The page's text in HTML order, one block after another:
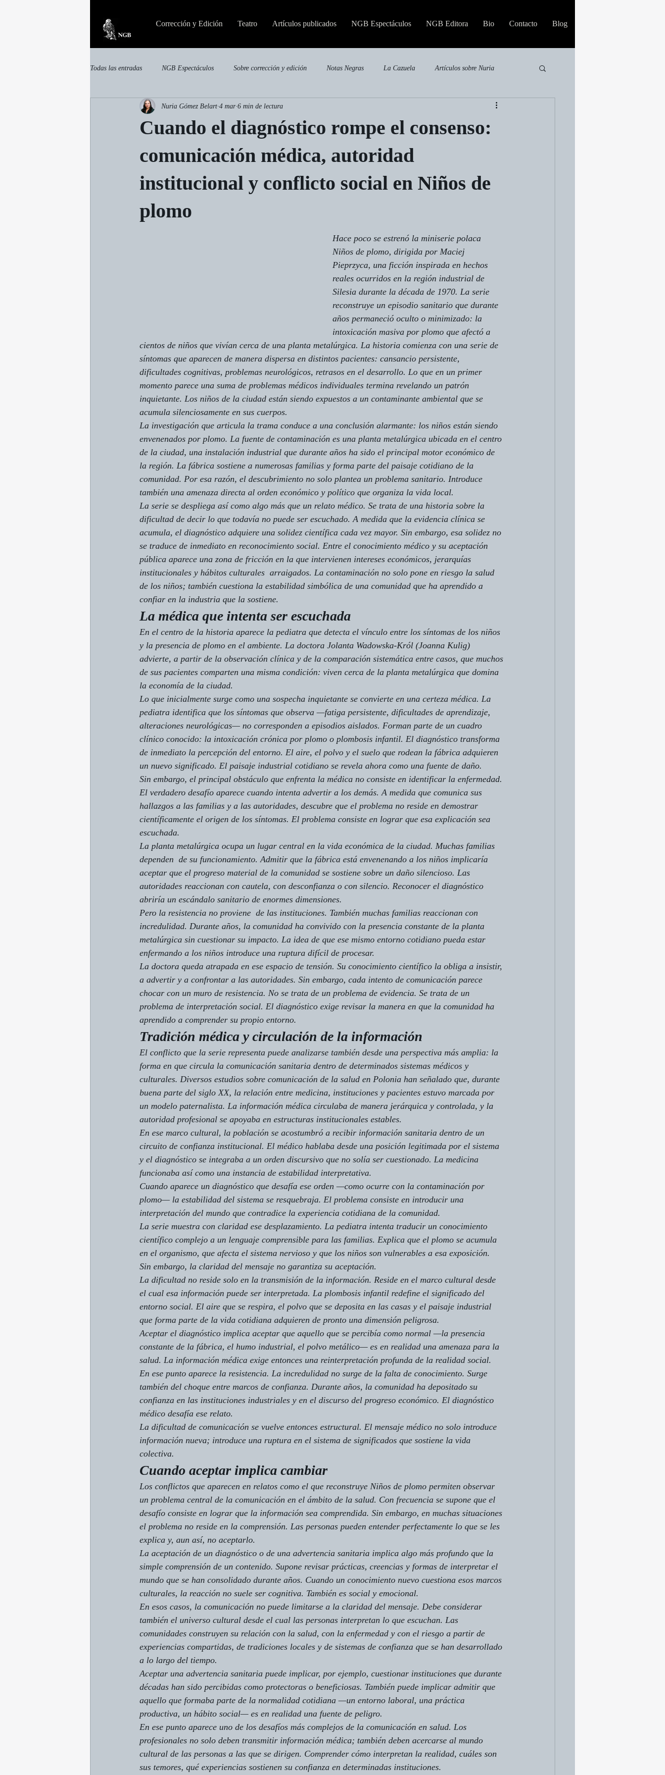
Corrección y Edición Teatro Artículos publicados NGB Espectáculos NGB Editora Bio Contacto Blog
Todas las entradas NGB Espectáculos Sobre corrección y edición Notas Negras La Cazuela Artículos sobre Nuria
Otras publicaciones Publicaciones especializadas
Cuando el diagnóstico rompe el consenso:
comunicación médica, autoridad
institucional y conflicto social en Niños de
plomo
Nuria Gómez Belart 4 mar 6 min de lectura
Hace poco se estrenó la miniserie polaca
Niños de plomo, dirigida por Maciej
Pieprzyca, una ficción inspirada en hechos
reales ocurridos en la región industrial de
Silesia durante la década de 1970. La serie
reconstruye un episodio sanitario que durante
años permaneció oculto o minimizado: la
intoxicación masiva por plomo que afectó a
cientos de niños que vivían cerca de una planta metalúrgica. La historia comienza con una serie de
síntomas que aparecen de manera dispersa en distintos pacientes: cansancio persistente,
dificultades cognitivas, problemas neurológicos, retrasos en el desarrollo. Lo que en un primer
momento parece una suma de problemas médicos individuales termina revelando un patrón
inquietante. Los niños de la ciudad están siendo expuestos a un contaminante ambiental que se
acumula silenciosamente en sus cuerpos.
La investigación que articula la trama conduce a una conclusión alarmante: los niños están siendo
envenenados por plomo. La fuente de contaminación es una planta metalúrgica ubicada en el centro
de la ciudad, una instalación industrial que durante años ha sido el principal motor económico de
la región. La fábrica sostiene a numerosas familias y forma parte del paisaje cotidiano de la
comunidad. Por esa razón, el descubrimiento no solo plantea un problema sanitario. Introduce
también una amenaza directa al orden económico y político que organiza la vida local.
La serie se despliega así como algo más que un relato médico. Se trata de una historia sobre la
dificultad de decir lo que todavía no puede ser escuchado. A medida que la evidencia clínica se
acumula, el diagnóstico adquiere una solidez científica cada vez mayor. Sin embargo, esa solidez no
se traduce de inmediato en reconocimiento social. Entre el conocimiento médico y su aceptación
pública aparece una zona de fricción en la que intervienen intereses económicos, jerarquías
institucionales y hábitos culturales  arraigados. La contaminación no solo pone en riesgo la salud
de los niños; también cuestiona la estabilidad simbólica de una comunidad que ha aprendido a
confiar en la industria que la sostiene.
La médica que intenta ser escuchada
En el centro de la historia aparece la pediatra que detecta el vínculo entre los síntomas de los niños
y la presencia de plomo en el ambiente. La doctora Jolanta Wadowska-Król (Joanna Kulig)
advierte, a partir de la observación clínica y de la comparación sistemática entre casos, que muchos
de sus pacientes comparten una misma condición: viven cerca de la planta metalúrgica que domina
la economía de la ciudad.
Lo que inicialmente surge como una sospecha inquietante se convierte en una certeza médica. La
pediatra identifica que los síntomas que observa —fatiga persistente, dificultades de aprendizaje,
alteraciones neurológicas— no corresponden a episodios aislados. Forman parte de un cuadro
clínico conocido: la intoxicación crónica por plomo o plombosis infantil. El diagnóstico transforma
de inmediato la percepción del entorno. El aire, el polvo y el suelo que rodean la fábrica adquieren
un nuevo significado. El paisaje industrial cotidiano se revela ahora como una fuente de daño.
Sin embargo, el principal obstáculo que enfrenta la médica no consiste en identificar la enfermedad.
El verdadero desafío aparece cuando intenta advertir a los demás. A medida que comunica sus
hallazgos a las familias y a las autoridades, descubre que el problema no reside en demostrar
científicamente el origen de los síntomas. El problema consiste en lograr que esa explicación sea
escuchada.
La planta metalúrgica ocupa un lugar central en la vida económica de la ciudad. Muchas familias
dependen  de su funcionamiento. Admitir que la fábrica está envenenando a los niños implicaría
aceptar que el progreso material de la comunidad se sostiene sobre un daño silencioso. Las
autoridades reaccionan con cautela, con desconfianza o con silencio. Reconocer el diagnóstico
abriría un escándalo sanitario de enormes dimensiones.
Pero la resistencia no proviene  de las instituciones. También muchas familias reaccionan con
incredulidad. Durante años, la comunidad ha convivido con la presencia constante de la planta
metalúrgica sin cuestionar su impacto. La idea de que ese mismo entorno cotidiano pueda estar
enfermando a los niños introduce una ruptura difícil de procesar.
La doctora queda atrapada en ese espacio de tensión. Su conocimiento científico la obliga a insistir,
a advertir y a confrontar a las autoridades. Sin embargo, cada intento de comunicación parece
chocar con un muro de resistencia. No se trata de un problema de evidencia. Se trata de un
problema de interpretación social. El diagnóstico exige revisar la manera en que la comunidad ha
aprendido a comprender su propio entorno.
Tradición médica y circulación de la información
El conflicto que la serie representa puede analizarse también desde una perspectiva más amplia: la
forma en que circula la comunicación sanitaria dentro de determinados sistemas médicos y
culturales. Diversos estudios sobre comunicación de la salud en Polonia han señalado que, durante
buena parte del siglo XX, la relación entre medicina, instituciones y pacientes estuvo marcada por
un modelo paternalista. La información médica circulaba de manera jerárquica y controlada, y la
autoridad profesional se apoyaba en estructuras institucionales estables.
En ese marco cultural, la población se acostumbró a recibir información sanitaria dentro de un
circuito de confianza institucional. El médico hablaba desde una posición legitimada por el sistema
y el diagnóstico se integraba a un orden discursivo que no solía ser cuestionado. La medicina
funcionaba así como una instancia de estabilidad interpretativa.
Cuando aparece un diagnóstico que desafía ese orden —como ocurre con la contaminación por
plomo— la estabilidad del sistema se resquebraja. El problema consiste en introducir una
interpretación del mundo que contradice la experiencia cotidiana de la comunidad.
La serie muestra con claridad ese desplazamiento. La pediatra intenta traducir un conocimiento
científico complejo a un lenguaje comprensible para las familias. Explica que el plomo se acumula
en el organismo, que afecta el sistema nervioso y que los niños son vulnerables a esa exposición.
Sin embargo, la claridad del mensaje no garantiza su aceptación.
La dificultad no reside solo en la transmisión de la información. Reside en el marco cultural desde
el cual esa información puede ser interpretada. La plombosis infantil redefine el significado del
entorno social. El aire que se respira, el polvo que se deposita en las casas y el paisaje industrial
que forma parte de la vida cotidiana adquieren de pronto una dimensión peligrosa.
Aceptar el diagnóstico implica aceptar que aquello que se percibía como normal —la presencia
constante de la fábrica, el humo industrial, el polvo metálico— es en realidad una amenaza para la
salud. La información médica exige entonces una reinterpretación profunda de la realidad social.
En ese punto aparece la resistencia. La incredulidad no surge de la falta de conocimiento. Surge
también del choque entre marcos de confianza. Durante años, la comunidad ha depositado su
confianza en las instituciones industriales y en el discurso del progreso económico. El diagnóstico
médico desafía ese relato.
La dificultad de comunicación se vuelve entonces estructural. El mensaje médico no solo introduce
información nueva; introduce una ruptura en el sistema de significados que sostiene la vida
colectiva.
Cuando aceptar implica cambiar
Los conflictos que aparecen en relatos como el que reconstruye Niños de plomo permiten observar
un problema central de la comunicación en el ámbito de la salud. Con frecuencia se supone que el
desafío consiste en lograr que la información sea comprendida. Sin embargo, en muchas situaciones
el problema no reside en la comprensión. Las personas pueden entender perfectamente lo que se les
explica y, aun así, no aceptarlo.
La aceptación de un diagnóstico o de una advertencia sanitaria implica algo más profundo que la
simple comprensión de un contenido. Supone revisar prácticas, creencias y formas de interpretar el
mundo que se han consolidado durante años. Cuando un conocimiento nuevo cuestiona esos marcos
culturales, la reacción no suele ser cognitiva. También es social y emocional.
En esos casos, la comunicación no puede limitarse a la claridad del mensaje. Debe considerar
también el universo cultural desde el cual las personas interpretan lo que escuchan. Las
comunidades construyen su relación con la salud, con la enfermedad y con el riesgo a partir de
experiencias compartidas, de tradiciones locales y de sistemas de confianza que se han desarrollado
a lo largo del tiempo.
Aceptar una advertencia sanitaria puede implicar, por ejemplo, cuestionar instituciones que durante
décadas han sido percibidas como protectoras o beneficiosas. También puede implicar admitir que
aquello que formaba parte de la normalidad cotidiana —un entorno laboral, una práctica
productiva, un hábito social— es en realidad una fuente de peligro.
En ese punto aparece uno de los desafíos más complejos de la comunicación en salud. Los
profesionales no solo deben transmitir información médica; también deben acercarse al mundo
cultural de las personas a las que se dirigen. Comprender cómo interpretan la realidad, cuáles son
sus temores, qué experiencias sostienen su confianza en determinadas instituciones.